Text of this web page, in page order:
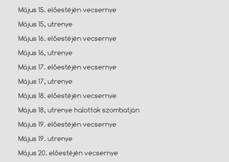
Május 15. előestéjén vecsernye
Május 15, utrenye
Május 16. előestéjén vecsernye
Május 16, utrenye
Május 17. előestéjén vecsernye
Május 17, utrenye
Május 18. előestéjén vecsernye
Május 18, utrenye halottak szombatján
Május 19. előestéjén vecsernye
Május 19. utrenye
Május 20. előestéjén vecsernye